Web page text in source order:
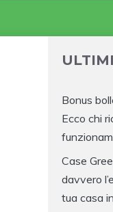
Bonus
Ecco chi
Case
davvero
tua casa